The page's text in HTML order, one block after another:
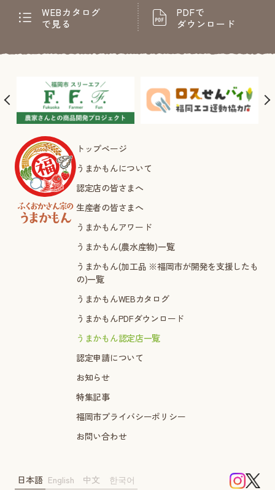
WEBカタログ
で見る
PDFで
ダウンロード
トップページ
うまかもんについて
認定店の皆さまへ
生産者の皆さまへ
うまかもんアワード
うまかもん(農水産物)一覧
うまかもん(加工品 ※福岡市が開発を支援したも
の)一覧
うまかもんWEBカタログ
うまかもんPDFダウンロード
うまかもん認定店一覧
認定申請について
お知らせ
特集記事
福岡市プライバシーポリシー
お問い合わせ
日本語 English 中文 한국어